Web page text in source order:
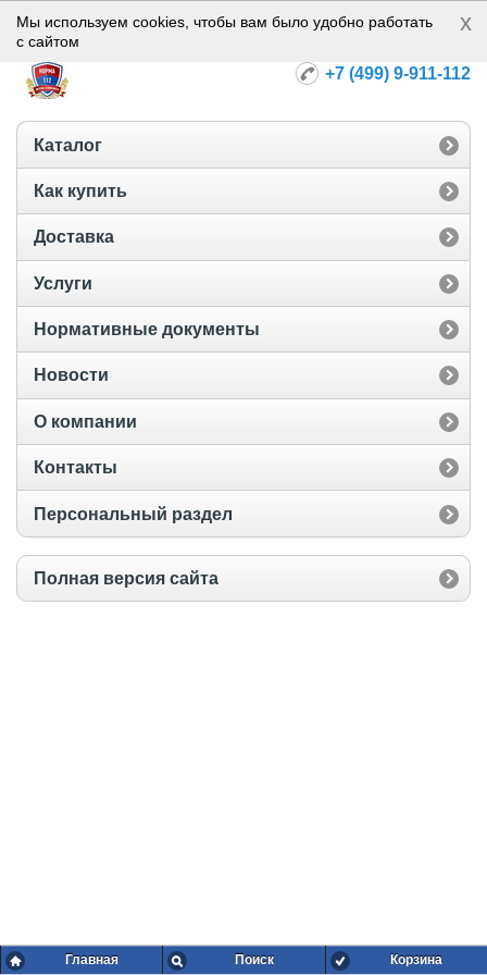
Норма-112
+7 (499) 9-911-112
Каталог
Как купить
Доставка
Услуги
Нормативные документы
Новости
О компании
Контакты
Персональный раздел
Полная версия сайта
Главная Поиск Корзина
Мы используем cookies, чтобы вам было удобно работать
с сайтом
x